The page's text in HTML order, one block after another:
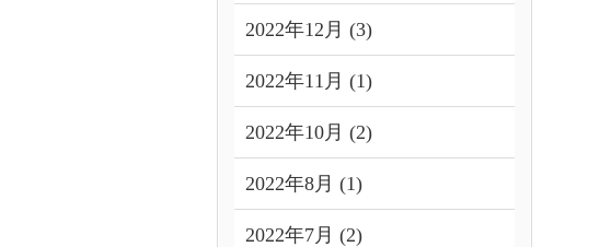
2022年12月 (3)
2022年11月 (1)
2022年10月 (2)
2022年8月 (1)
2022年7月 (2)